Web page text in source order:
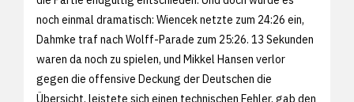
noch einmal dramatisch: Wiencek netzte zum 24:26 ein,
Dahmke traf nach Wolff-Parade zum 25:26. 13 Sekunden
waren da noch zu spielen, und Mikkel Hansen verlor
gegen die offensive Deckung der Deutschen die
Übersicht, leistete sich einen technischen Fehler, gab den